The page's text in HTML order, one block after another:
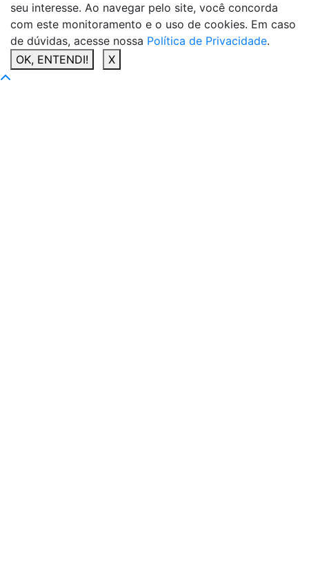
seu interesse. Ao navegar pelo site, você concorda
com este monitoramento e o uso de cookies. Em caso
de dúvidas, acesse nossa Política de Privacidade.
OK, ENTENDI!
X